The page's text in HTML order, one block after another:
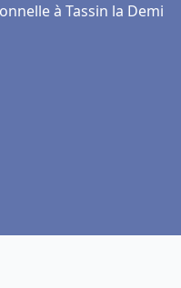
à Tassin la Demi